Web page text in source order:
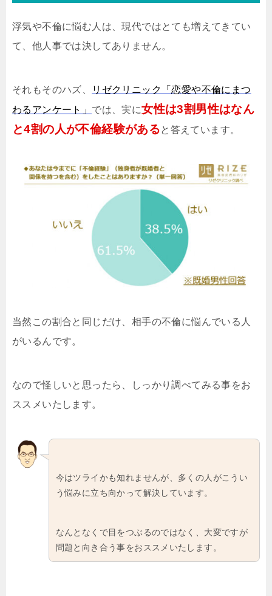
浮気や不倫に悩む人は、現代ではとても増えてきてい
て、他人事では決してありません。
それもそのハズ、
リゼクリニック「恋愛や不倫にまつ
わるアンケート」 では、実に女性は3割男性はなん
と4割の人が不倫経験があると答えています。
当然この割合と同じだけ、相手の不倫に悩んでいる人
がいるんです。
なので怪しいと思ったら、しっかり調べてみる事をお
ススメいたします。
今はツライかも知れませんが、多くの人がこうい
う悩みに立ち向かって解決しています。
なんとなくで目をつぶるのではなく、大変ですが
問題と向き合う事をおススメいたします。